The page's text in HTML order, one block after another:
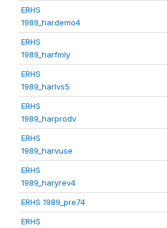
ERHS
1989_hardemo4
ERHS
1989_harfmly
ERHS
1989_harlvs5
ERHS
1989_harprodv
ERHS
1989_harvuse
ERHS
1989_haryrev4
ERHS 1989_pre74
ERHS